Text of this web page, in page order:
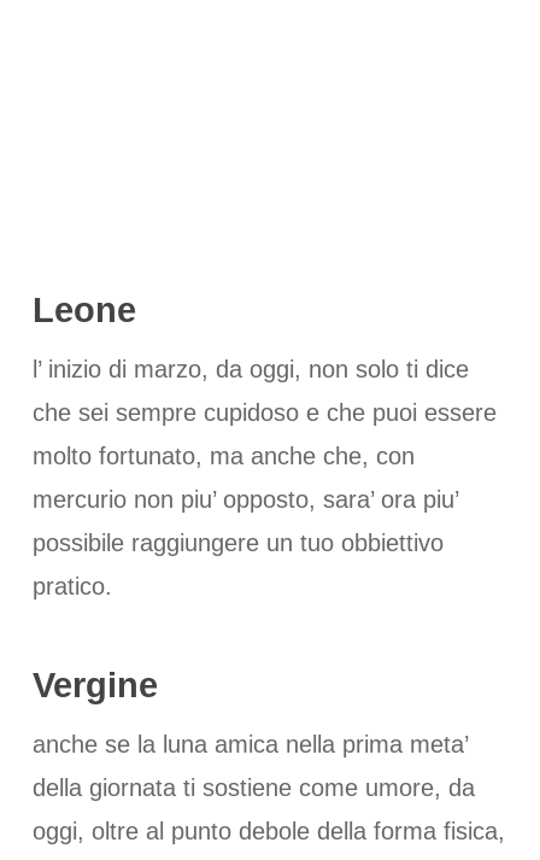
Leone
l’ inizio di marzo, da oggi, non solo ti dice
che sei sempre cupidoso e che puoi essere
molto fortunato, ma anche che, con
mercurio non piu’ opposto, sara’ ora piu’
possibile raggiungere un tuo obbiettivo
pratico.
Vergine
anche se la luna amica nella prima meta’
della giornata ti sostiene come umore, da
oggi, oltre al punto debole della forma fisica,